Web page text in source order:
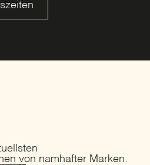
von namhafter Marken.